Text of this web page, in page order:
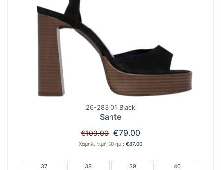
26-283 01 Black
Sante
€109.00 Original
price
€109.00.
€79.00
τρέχουσα
Χαμηλ. τιμή 30 ημ.: €87.00
37 38 39 40